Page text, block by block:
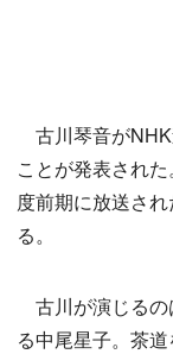
古川琴音が
ことが発表され
度前期に放送さ
る。
古川が演じるの
る中尾星子。茶